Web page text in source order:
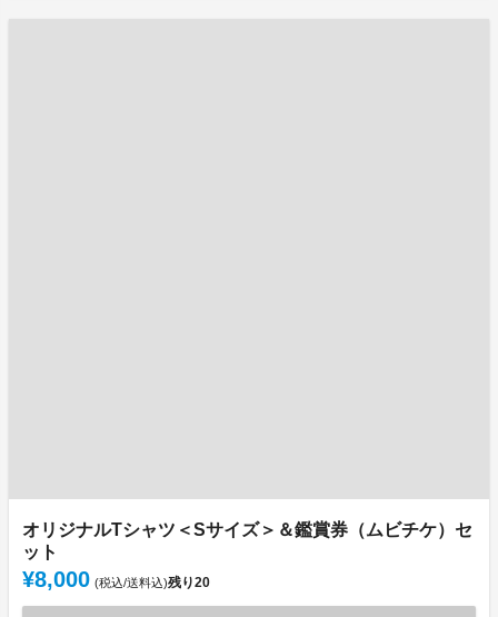
オリジナルTシャツ＜Sサイズ＞＆鑑賞券（ムビチケ）セ
ット
¥8,000 (税込/送料込)残り20